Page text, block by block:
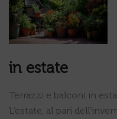
in estate
Terrazzi e balconi in
L’estate, al pari